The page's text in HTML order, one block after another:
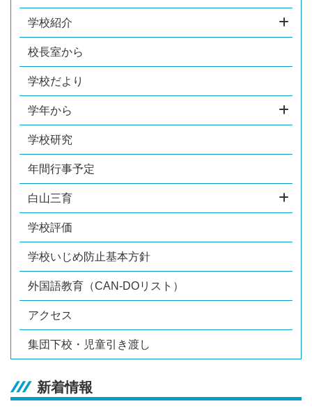
学校紹介
校長室から
学校だより
学年から
学校研究
年間行事予定
白山三育
学校評価
学校いじめ防止基本方針
外国語教育（CAN-DOリスト）
アクセス
集団下校・児童引き渡し
新着情報